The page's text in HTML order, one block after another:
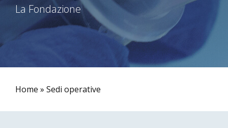
La Fondazione
Home » Sedi operative